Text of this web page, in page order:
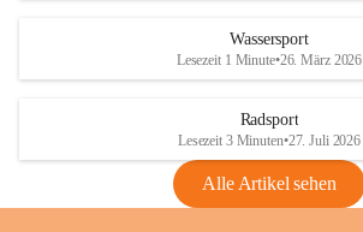
Anhang VBl. EU Nr. 18
1 Seite•1,4 MB
VBl. EU Nr. 18_2026
Wassersport
Lesezeit 1 Minute•26. März 2026
Radsport
Lesezeit 3 Minuten•27. Juli 2026
Alle Artikel sehen